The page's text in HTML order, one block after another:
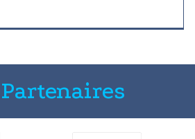
Partenaires